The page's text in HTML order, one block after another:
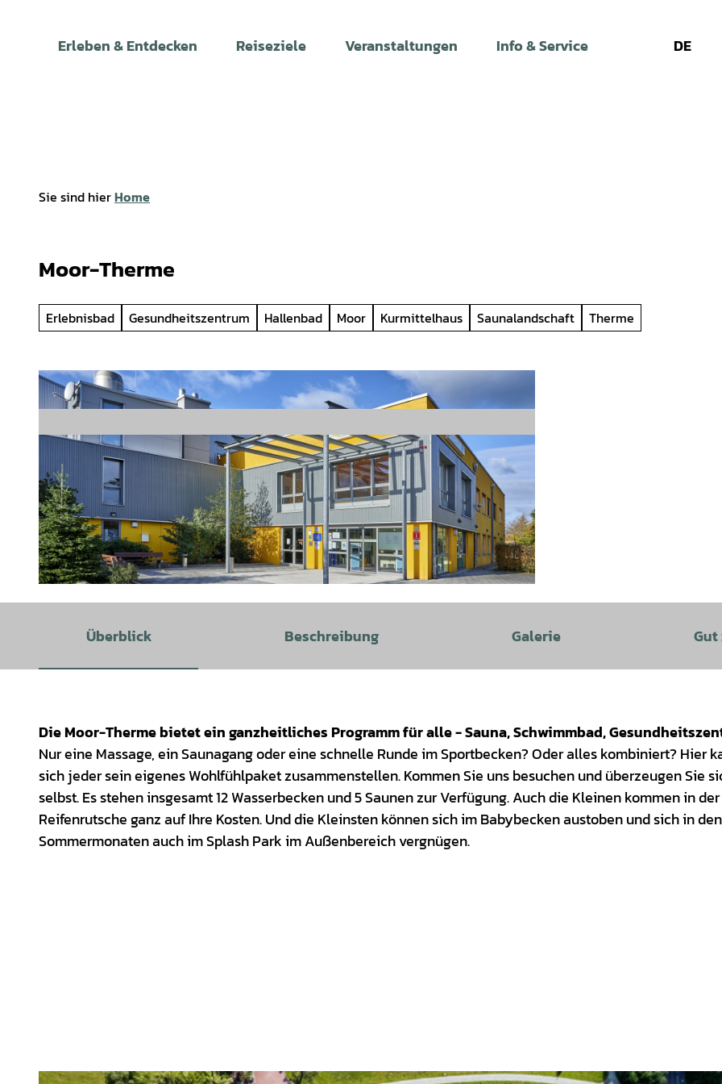
Erleben & Entdecken Reiseziele Veranstaltungen Info & Service DE
Sie sind hierHome
Moor-Therme
Erlebnisbad Gesundheitszentrum Hallenbad Moor Kurmittelhaus Saunalandschaft Therme
Überblick Beschreibung Galerie Gut
Die Moor-Therme bietet ein ganzheitliches Programm für alle - Sauna, Schwimmbad,
Nur eine Massage, ein Saunagang oder eine schnelle Runde im Sportbecken? Oder alles kombiniert? Hier
sich jeder sein eigenes Wohlfühlpaket zusammenstellen. Kommen Sie uns besuchen und überzeugen Sie
selbst. Es stehen insgesamt 12 Wasserbecken und 5 Saunen zur Verfügung. Auch die Kleinen kommen in
Reifenrutsche ganz auf Ihre Kosten. Und die Kleinsten können sich im Babybecken austoben und sich in den
Sommermonaten auch im Splash Park im Außenbereich vergnügen.